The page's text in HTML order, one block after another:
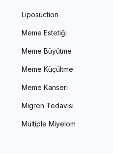
Liposuction
Meme Estetiği
Meme Büyütme
Meme Küçültme
Meme Kanseri
Migren Tedavisi
Multiple Miyelom